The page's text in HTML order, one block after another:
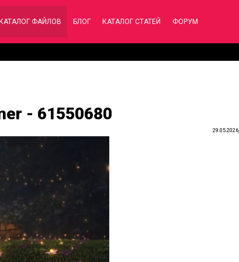
КАТАЛОГ ФАЙЛОВ БЛОГ КАТАЛОГ СТАТЕЙ ФОРУМ
- 61550680